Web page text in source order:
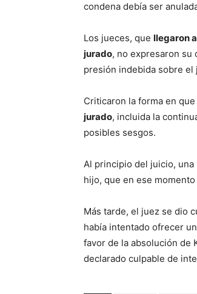
condena debía ser
Los jueces, que llegaron
jurado, no expresaron su
presión indebida sobre el
Criticaron la forma en
jurado, incluida la
posibles sesgos.
Al principio del juicio,
hijo, que en ese
Más tarde, el juez se dio
había intentado ofrecer
favor de la absolución de
declarado culpable de